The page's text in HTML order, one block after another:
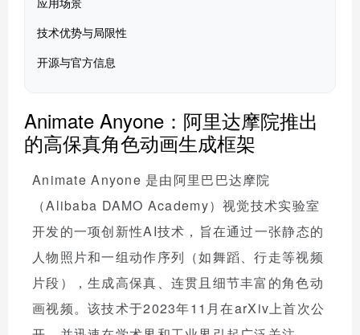
技术优势与局限性
开源与官方信息
Animate Anyone：阿里达摩院推出
的高保真角色动画生成框架
Animate Anyone 是由阿里巴巴达摩院
（Alibaba DAMO Academy）视觉技术实验室
开发的一项创新性AI技术，旨在通过一张静态的
人物照片和一组动作序列（如舞蹈、行走等视频
片段），生成高保真、连贯且细节丰富的角色动
画视频。该技术于2023年11月在arXiv上首次公